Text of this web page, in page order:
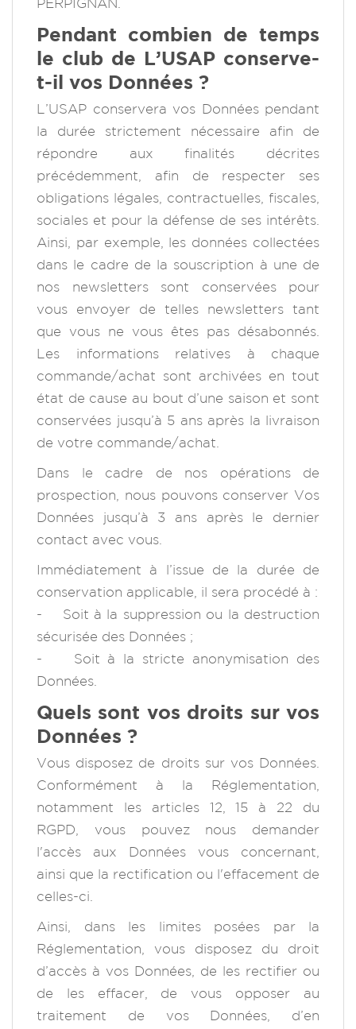
Pendant combien de temps
le club de L’USAP conserve-
t-il vos Données ?
L’USAP conservera vos Données pendant
la durée strictement nécessaire afin de
répondre aux finalités décrites
précédemment, afin de respecter ses
obligations légales, contractuelles, fiscales,
sociales et pour la défense de ses intérêts.
Ainsi, par exemple, les données collectées
dans le cadre de la souscription à une de
nos newsletters sont conservées pour
vous envoyer de telles newsletters tant
que vous ne vous êtes pas désabonnés.
Les informations relatives à chaque
commande/achat sont archivées en tout
état de cause au bout d’une saison et sont
conservées jusqu’à 5 ans après la livraison
de votre commande/achat.
Dans le cadre de nos opérations de
prospection, nous pouvons conserver Vos
Données jusqu’à 3 ans après le dernier
contact avec vous.
Immédiatement à l’issue de la durée de
conservation applicable, il sera procédé à :
- Soit à la suppression ou la destruction
sécurisée des Données ;
- Soit à la stricte anonymisation des
Données.
Quels sont vos droits sur vos
Données ?
Vous disposez de droits sur vos Données.
Conformément à la Réglementation,
notamment les articles 12, 15 à 22 du
RGPD, vous pouvez nous demander
l'accès aux Données vous concernant,
ainsi que la rectification ou l'effacement de
celles-ci.
Ainsi, dans les limites posées par la
Réglementation, vous disposez du droit
d’accès à vos Données, de les rectifier ou
de les effacer, de vous opposer au
traitement de vos Données, d’en